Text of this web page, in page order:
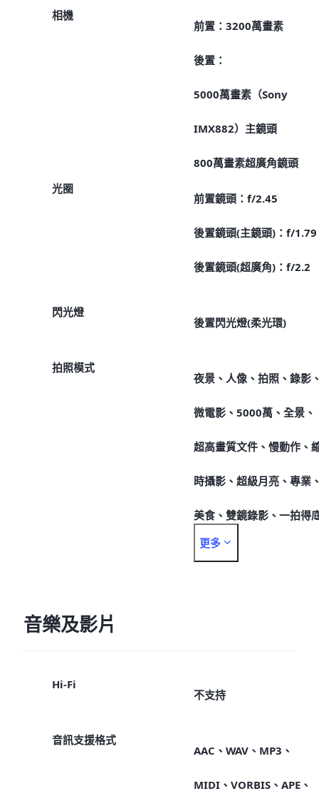
相機
前置：3200萬畫素
後置：
5000萬畫素（Sony
IMX882）主鏡頭
800萬畫素超廣角鏡頭
光圈
前置鏡頭：f/2.45
後置鏡頭(主鏡頭)：f/1.79
後置鏡頭(超廣角)：f/2.2
閃光燈
後置閃光燈(柔光環)
拍照模式
夜景、人像、拍照、錄影
微電影、5000萬、全景、
超高畫質文件、慢動作、
時攝影、超級月亮、專業
美食、雙鏡錄影、一拍得
片相機
更多
音樂及影片
Hi-Fi
不支持
音訊支援格式
AAC、WAV、MP3、
MIDI、VORBIS、APE、